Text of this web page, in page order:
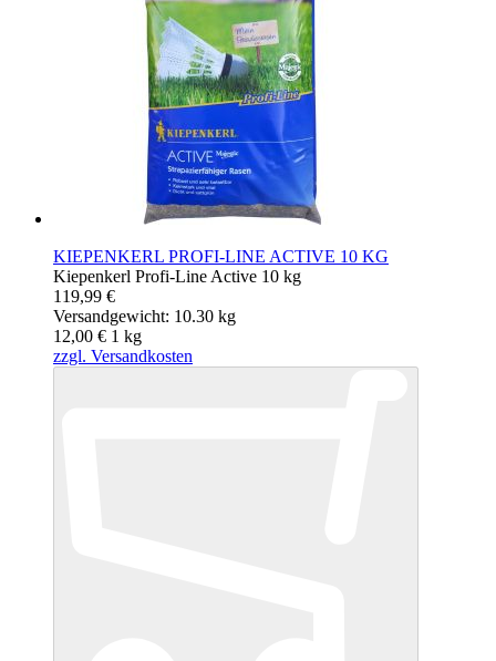
KIEPENKERL PROFI-LINE ACTIVE 10 KG
Kiepenkerl Profi-Line Active 10 kg
119,99 €
Versandgewicht: 10.30 kg
12,00 € 1 kg
zzgl. Versandkosten